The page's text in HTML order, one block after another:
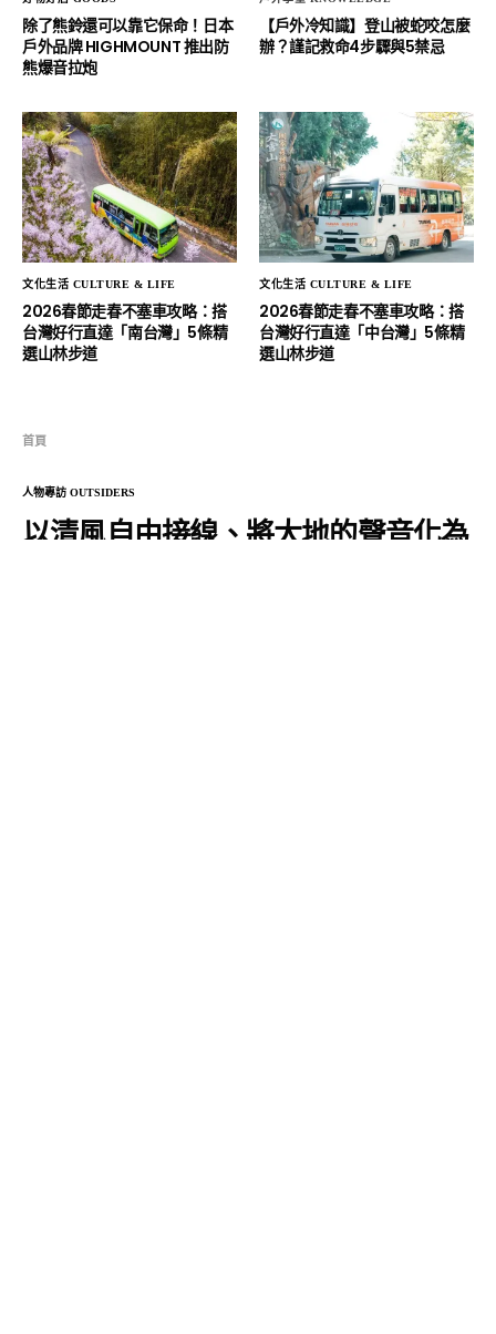
除了熊鈴還可以靠它保命！日本
戶外品牌 HIGHMOUNT 推出防
熊爆音拉炮
【戶外冷知識】登山被蛇咬怎麼
辦？謹記救命4步驟與5禁忌
文化生活 CULTURE & LIFE
2026春節走春不塞車攻略：搭
台灣好行直達「南台灣」5條精
選山林步道
文化生活 CULTURE & LIFE
2026春節走春不塞車攻略：搭
台灣好行直達「中台灣」5條精
選山林步道
首頁
人物專訪 OUTSIDERS
以清風自由接線、將大地的聲音化為